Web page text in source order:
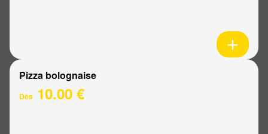
Pizza bolognaise
Dès 10.00 €